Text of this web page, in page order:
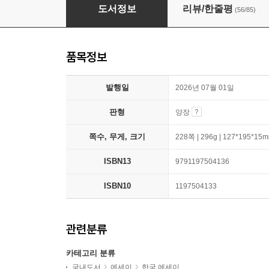
다정소감 (20쇄 기념 스티치 에디션)
도서정보 리뷰/한줄평 (56/85)
품목정보
발행일 2026년 07월 01일
판형 양장
쪽수, 무게, 크기 228쪽 | 296g |
ISBN13 9791197504136
ISBN10 1197504133
관련분류
카테고리 분류